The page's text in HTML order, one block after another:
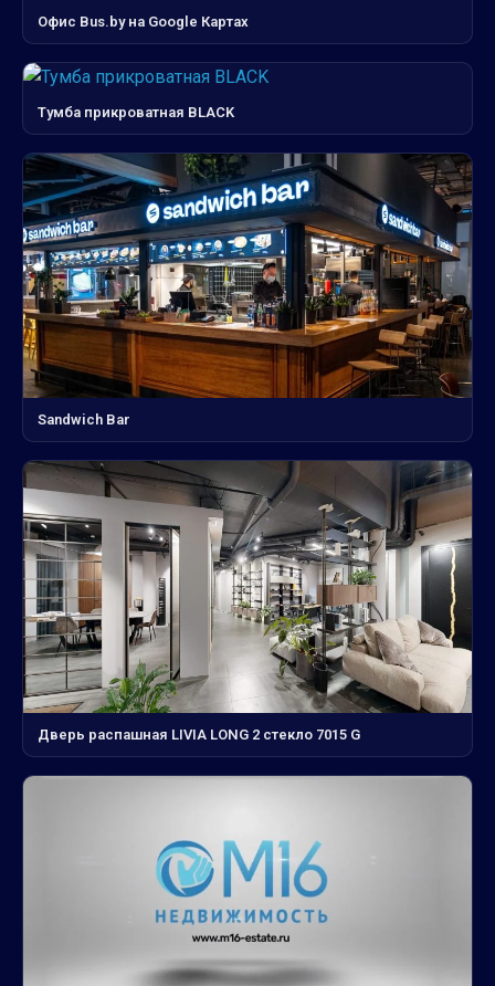
Офис Bus.by на Google Картах
Тумба прикроватная BLACK
Sandwich Bar
Дверь распашная LIVIA LONG 2 стекло 7015 G